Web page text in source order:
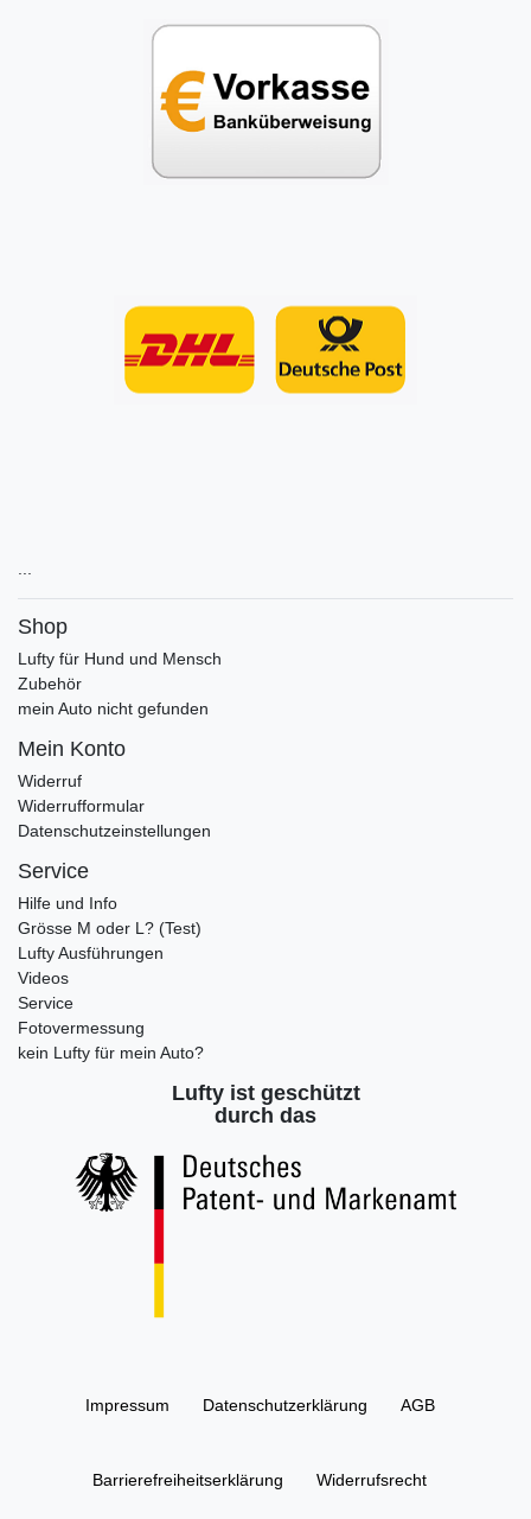
Shop
Lufty für Hund und Mensch
Zubehör
mein Auto nicht gefunden
Mein Konto
Widerruf
Widerrufformular
Datenschutzeinstellungen
Service
Hilfe und Info
Grösse M oder L? (Test)
Lufty Ausführungen
Videos
Service
Fotovermessung
kein Lufty für mein Auto?
Lufty ist geschützt
durch das
Impressum Daten­schutz­erklärung AGB
Barrierefreiheitserklärung Widerrufs­recht